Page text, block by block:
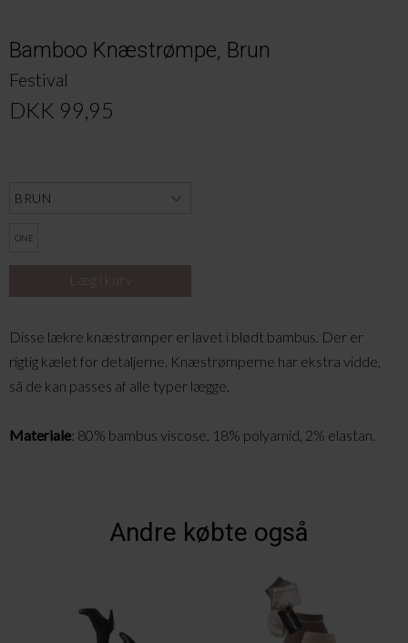
Bamboo Knæstrømpe, Brun
Festival
DKK 99,95
ONE
Disse lækre knæstrømper er lavet i blødt bambus. Der er
rigtig kælet for detaljerne. Knæstrømperne har ekstra vidde,
så de kan passes af alle typer lægge.
Materiale: 80% bambus viscose, 18% polyamid, 2% elastan.
Andre købte også